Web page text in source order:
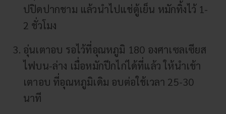
ปปิดปากชาม แล้วนำไปแช่ตู้เย็น หมักทิ้งไว้ 1-
2 ชั่วโมง
อุ่นเตาอบ รอไว้ที่อุณหภูมิ 180 องศาเซลเซียส
ไฟบน-ล่าง เมื่อหมักปีกไก่ได้ที่แล้ว ให้นำเข้า
เตาอบ ที่อุณหภูมิเดิม อบต่อใช้เวลา 25-30
นาที